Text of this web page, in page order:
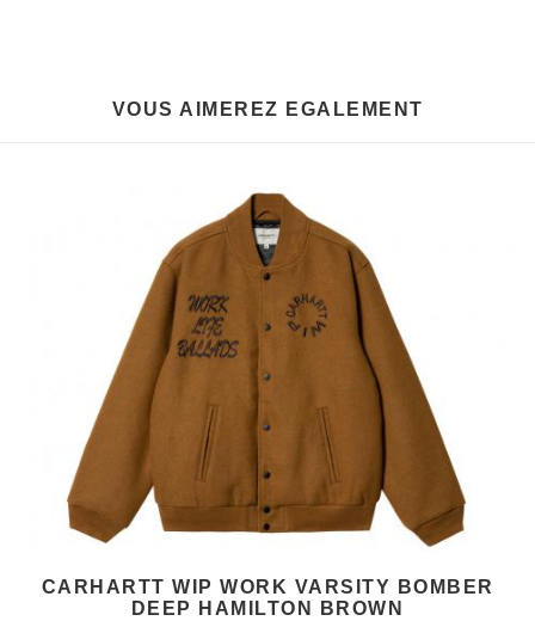
VOUS AIMEREZ EGALEMENT
CARHARTT WIP WORK VARSITY BOMBER
DEEP HAMILTON BROWN